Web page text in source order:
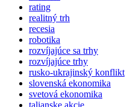
rating
realitný trh
recesia
robotika
rozvíjajúce sa trhy
rozvíjajúce trhy
rusko-ukrajinský konflikt
slovenská ekonomika
svetová ekonomika